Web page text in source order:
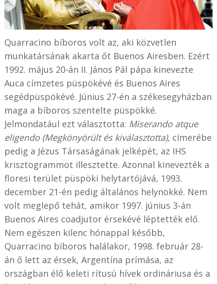
Quarracino bíboros volt az, aki közvetlen
munkatársának akarta őt Buenos Airesben. Ezért
1992. május 20-án II. János Pál pápa kinevezte
Auca címzetes püspökévé és Buenos Aires
segédpüspökévé. Június 27-én a székesegyházban
maga a bíboros szentelte püspökké.
Jelmondatául ezt választotta: Miserando atque
eligendo (Megkönyörült és kiválasztotta), címerébe
pedig a Jézus Társaságának jelképét, az IHS
krisztogrammot illesztette. Azonnal kinevezték a
floresi terület püspöki helytartójává, 1993.
december 21-én pedig általános helynökké. Nem
volt meglepő tehát, amikor 1997. június 3-án
Buenos Aires coadjutor érsekévé léptették elő.
Nem egészen kilenc hónappal később,
Quarracino bíboros halálakor, 1998. február 28-
án ő lett az érsek, Argentína prímása, az
országban élő keleti rítusú hívek ordináriusa és a